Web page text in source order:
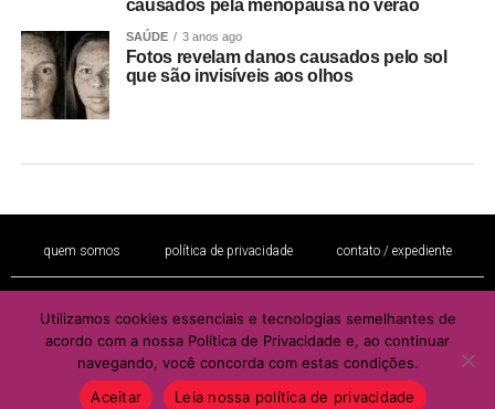
causados pela menopausa no verão
SAÚDE 3 anos ago
Fotos revelam danos causados pelo sol
que são invisíveis aos olhos
quem somos política de privacidade contato / expediente
É proibida a reprodução total ou parcial de seu conteúdo sem a autorização
por escrito do autor e / ou editor
Copyright © 2022 - Todos os direitos reservados ao PORTAL BRAZIL
MULHER
Utilizamos cookies essenciais e tecnologias semelhantes de
acordo com a nossa Política de Privacidade e, ao continuar
navegando, você concorda com estas condições.
Aceitar
Leia nossa política de privacidade